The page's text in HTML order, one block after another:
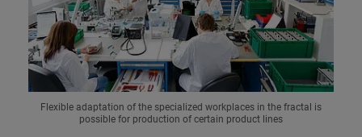
Flexible adaptation of the specialized workplaces in the fractal is
possible for production of certain product lines